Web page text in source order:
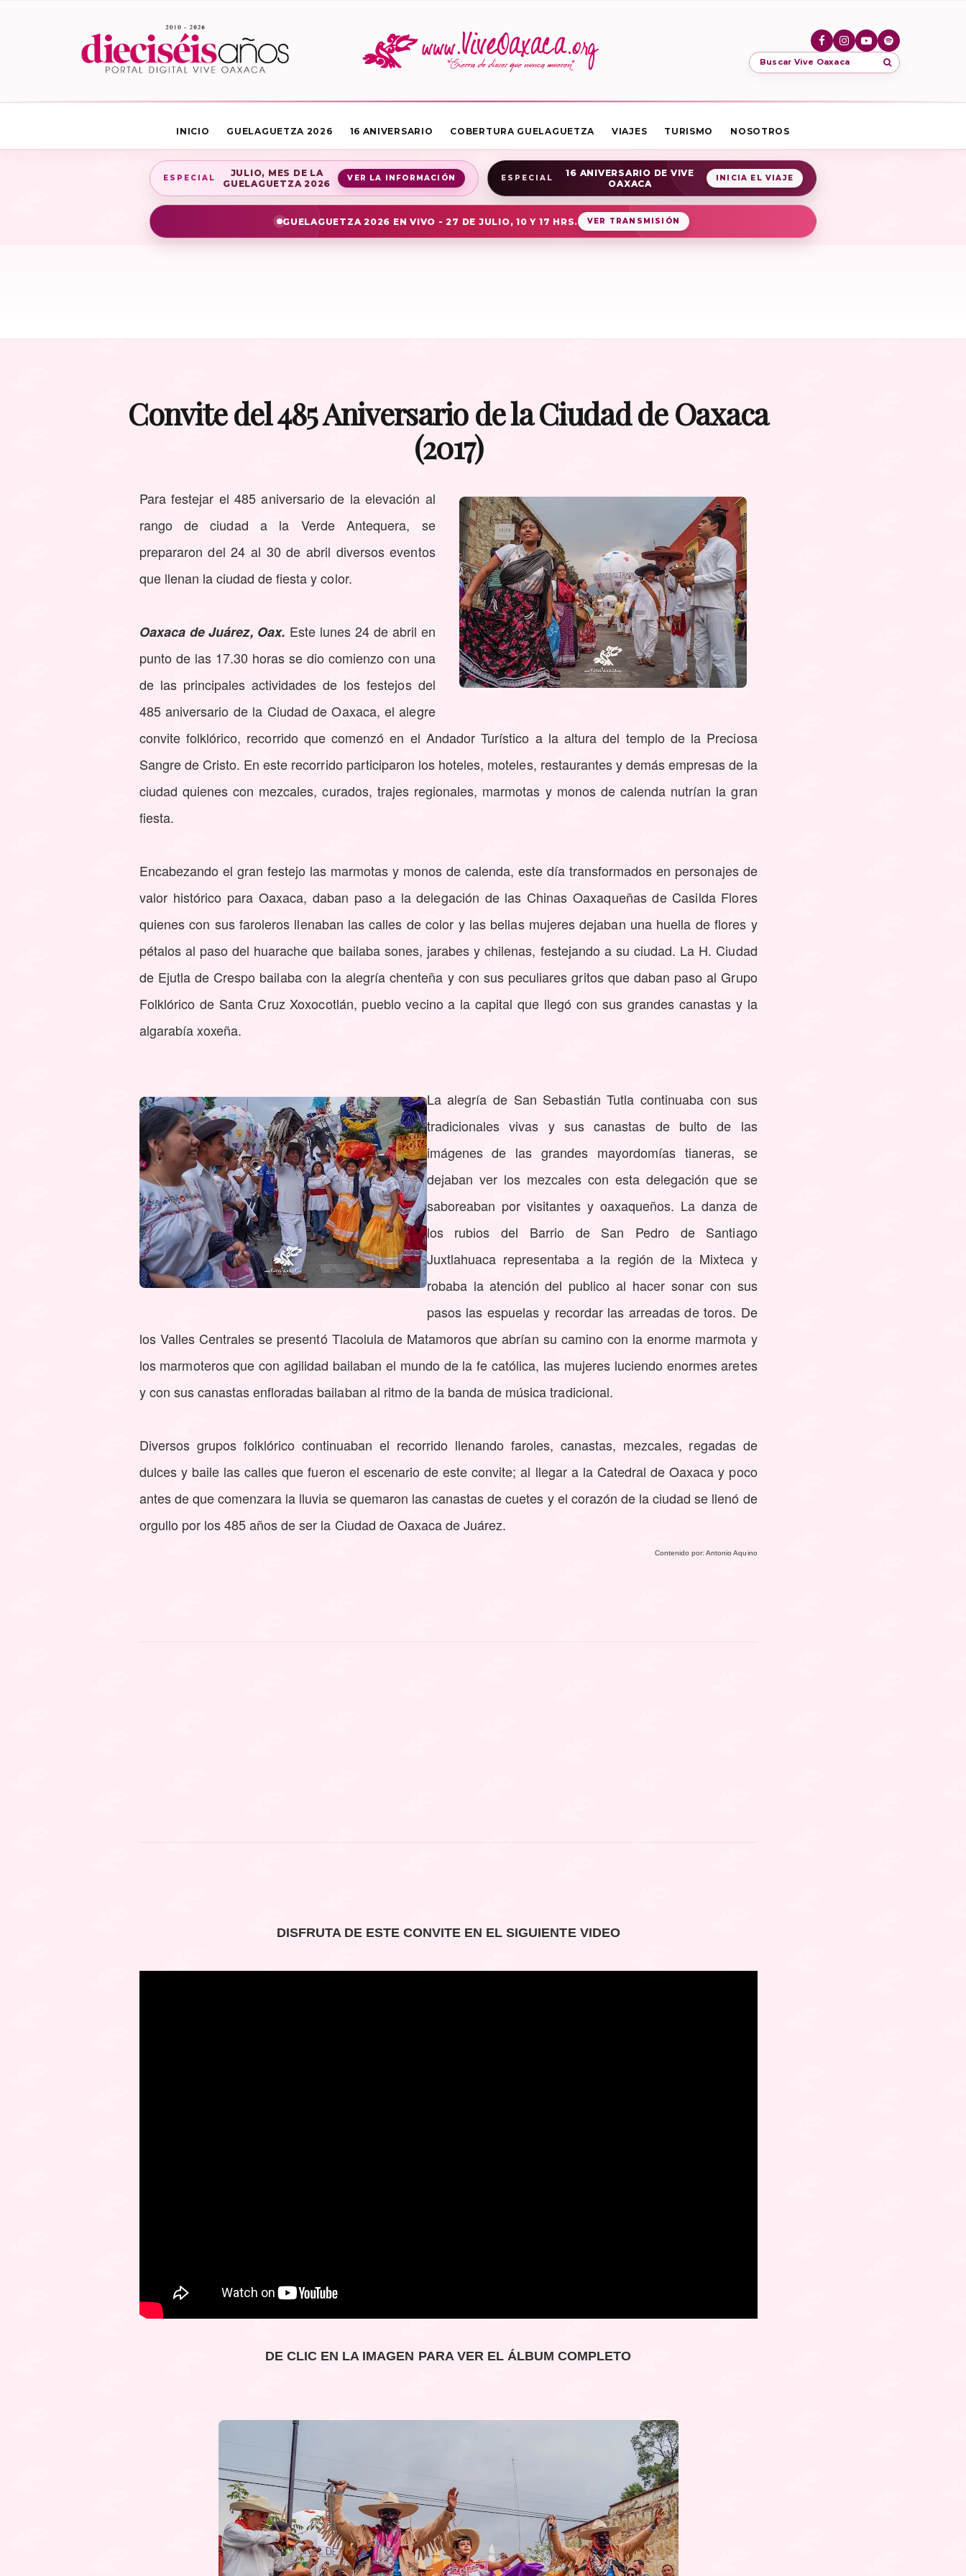
Buscar Vive Oaxaca
INICIO GUELAGUETZA 2026 16 ANIVERSARIO COBERTURA GUELAGUETZA VIAJES TURISMO NOSOTROS
ESPECIAL
JULIO, MES DE LA
GUELAGUETZA 2026
VER LA INFORMACIÓN ESPECIAL
16 ANIVERSARIO DE VIVE
OAXACA
INICIA EL VIAJE
GUELAGUETZA 2026 EN VIVO - 27 DE JULIO, 10 Y 17 HRS. VER TRANSMISIÓN
Convite del 485 Aniversario de la Ciudad de Oaxaca
(2017)
Para festejar el 485 aniversario de la elevación al
rango de ciudad a la Verde Antequera, se
prepararon del 24 al 30 de abril diversos eventos
que llenan la ciudad de fiesta y color.
Oaxaca de Juárez, Oax. Este lunes 24 de abril en
punto de las 17.30 horas se dio comienzo con una
de las principales actividades de los festejos del
485 aniversario de la Ciudad de Oaxaca, el alegre
convite folklórico, recorrido que comenzó en el Andador Turístico a la altura del templo de la Preciosa
Sangre de Cristo. En este recorrido participaron los hoteles, moteles, restaurantes y demás empresas de la
ciudad quienes con mezcales, curados, trajes regionales, marmotas y monos de calenda nutrían la gran
fiesta.
Encabezando el gran festejo las marmotas y monos de calenda, este día transformados en personajes de
valor histórico para Oaxaca, daban paso a la delegación de las Chinas Oaxaqueñas de Casilda Flores
quienes con sus faroleros llenaban las calles de color y las bellas mujeres dejaban una huella de flores y
pétalos al paso del huarache que bailaba sones, jarabes y chilenas, festejando a su ciudad. La H. Ciudad
de Ejutla de Crespo bailaba con la alegría chenteña y con sus peculiares gritos que daban paso al Grupo
Folklórico de Santa Cruz Xoxocotlán, pueblo vecino a la capital que llegó con sus grandes canastas y la
algarabía xoxeña.
La alegría de San Sebastián Tutla continuaba con sus
tradicionales vivas y sus canastas de bulto de las
imágenes de las grandes mayordomías tianeras, se
dejaban ver los mezcales con esta delegación que se
saboreaban por visitantes y oaxaqueños. La danza de
los rubios del Barrio de San Pedro de Santiago
Juxtlahuaca representaba a la región de la Mixteca y
robaba la atención del publico al hacer sonar con sus
pasos las espuelas y recordar las arreadas de toros. De
los Valles Centrales se presentó Tlacolula de Matamoros que abrían su camino con la enorme marmota y
los marmoteros que con agilidad bailaban el mundo de la fe católica, las mujeres luciendo enormes aretes
y con sus canastas enfloradas bailaban al ritmo de la banda de música tradicional.
Diversos grupos folklórico continuaban el recorrido llenando faroles, canastas, mezcales, regadas de
dulces y baile las calles que fueron el escenario de este convite; al llegar a la Catedral de Oaxaca y poco
antes de que comenzara la lluvia se quemaron las canastas de cuetes y el corazón de la ciudad se llenó de
orgullo por los 485 años de ser la Ciudad de Oaxaca de Juárez.
Contenido por: Antonio Aquino
DISFRUTA DE ESTE CONVITE EN EL SIGUIENTE VIDEO
DE CLIC EN LA IMAGEN PARA VER EL ÁLBUM COMPLETO